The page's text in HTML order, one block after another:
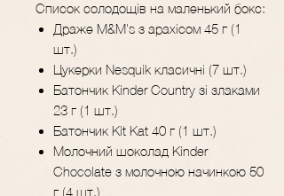
Список солодощів на маленький бокс:
Драже M&M's з арахісом 45 г (1
шт.)
Цукерки Nesquik класичні (7 шт.)
Батончик Kinder Country зі злаками
23 г (1 шт.)
Батончик Kit Kat 40 г (1 шт.)
Молочний шоколад Kinder
Chocolate з молочною начинкою 50
г (4 шт.)